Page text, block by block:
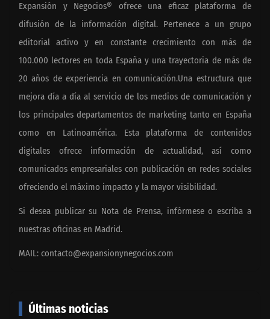
Expansión y Negocios® ofrece una eficaz plataforma de
difusión de la información digital. Pertenece a un grupo
editorial activo y en constante crecimiento con más de
100.000 lectores en toda España y una trayectoria de más de
20 años de experiencia en comunicación.Una estructura que
mejora día a día al servicio de los medios de comunicación y
los principales departamentos de marketing tanto en España
como en Latinoamérica. Esta plataforma de contenidos
digitales ofrece información de actualidad, así como
comunicados empresariales con publicación en redes sociales
ofreciendo el máximo impacto y la mayor visibilidad.
Si desea publicar su Nota de Prensa, infórmese o escriba a
nuestras oficinas en Madrid.
MAIL: contacto@expansionynegocios.com
Últimas noticias